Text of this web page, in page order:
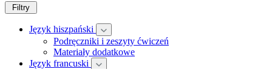
Filtry
Język hiszpański
Podręczniki i zeszyty ćwiczeń
Materiały dodatkowe
Język francuski